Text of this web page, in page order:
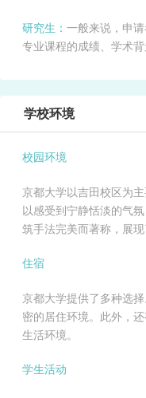
研究生： 一般来说，申
专业课程的成绩、学术
学校环境
校园环境
京都大学以吉田校区为
以感受到宁静恬淡的气
筑手法完美而著称，展
住宿
京都大学提供了多种选
密的居住环境。此外，
生活环境。
学生活动